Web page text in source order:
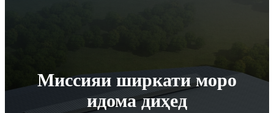
Миссияи ширкати моро
идома диҳед